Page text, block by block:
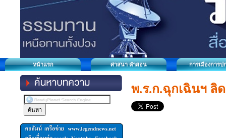
หน้าแรก ศาสนา คำสอน การเมืองการป
พ.ร.ก.ฉุกเฉินฯ ลิ